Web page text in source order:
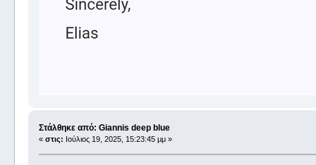
Στάλθηκε από: Giannis deep blue
« στις: Ιούλιος 19, 2025, 15:23:45 μμ »